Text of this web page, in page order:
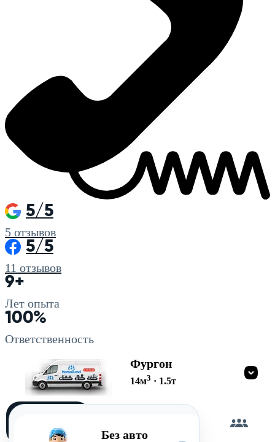
5/5
5 отзывов
5/5
11 отзывов
9+
Лет опыта
100%
Ответственность
Фургон
14м3 · 1.5т
Без авто